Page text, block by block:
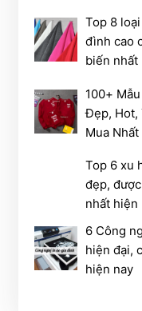
Top 8
đình cao
biến nhất
100+
Đẹp, Hot,
Mua
Top 6 xu
đẹp,
nhất hiện
6 Công
hiện đại,
hiện nay